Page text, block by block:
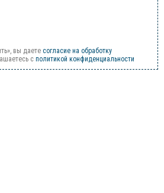
вы даете согласие на обработку
c политикой конфиденциальности